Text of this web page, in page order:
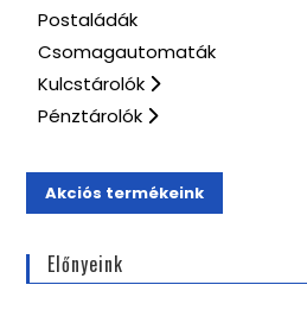
Postaládák
Csomagautomaták
Kulcstárolók
Pénztárolók
Akciós termékeink
Előnyeink